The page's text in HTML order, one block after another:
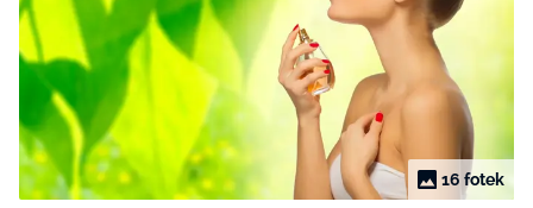
16 fotek